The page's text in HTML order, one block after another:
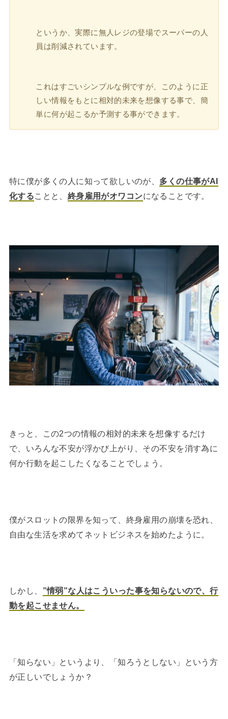
というか、実際に無人レジの登場でスーパーの人
員は削減されています。
これはすごいシンプルな例ですが、このように正
しい情報をもとに相対的未来を想像する事で、簡
単に何が起こるか予測する事ができます。
特に僕が多くの人に知って欲しいのが、 多くの仕事がAI
化することと、 終身雇用がオワコンになることです。
きっと、この2つの情報の相対的未来を想像するだけ
で、いろんな不安が浮かび上がり、その不安を消す為に
何か行動を起こしたくなることでしょう。
僕がスロットの限界を知って、終身雇用の崩壊を恐れ、
自由な生活を求めてネットビジネスを始めたように。
しかし、 ”情弱”な人はこういった事を知らないので、行
動を起こせません。
「知らない」というより、「知ろうとしない」という方
が正しいでしょうか？